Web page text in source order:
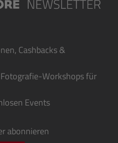
Cashbacks &
Workshops für
Events
abonnieren